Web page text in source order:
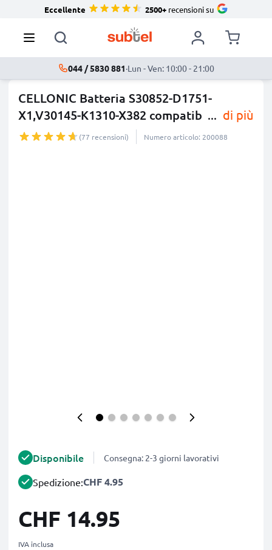
Eccellente 2500+recensioni su
044 / 5830 881·Lun - Ven: 10:00 - 21:00
CELLONIC Batteria S30852-D1751-
X1,V30145-K1310-X382 compatib ... di più
(77 recensioni) Numero articolo: 200088
Disponibile Consegna: 2-3 giorni lavorativi
Spedizione:CHF 4.95
CHF 14.95
IVA inclusa